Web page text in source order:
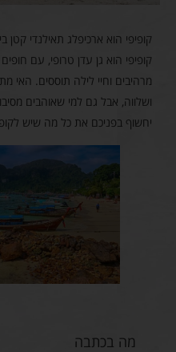
קופיפי הוא גן עדן טרופי, עם
מרהיבים וחיי לילה תוססים.
ושלווה, אבל גם למי שאוהבים
יחשוף בפניכם את כל מה שיש
מה בכתבה